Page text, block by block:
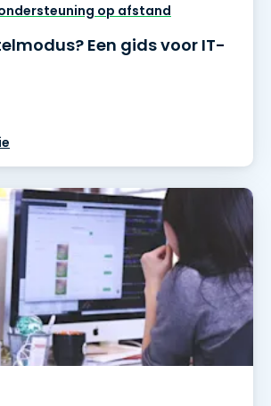
ondersteuning op afstand
Een gids voor IT-